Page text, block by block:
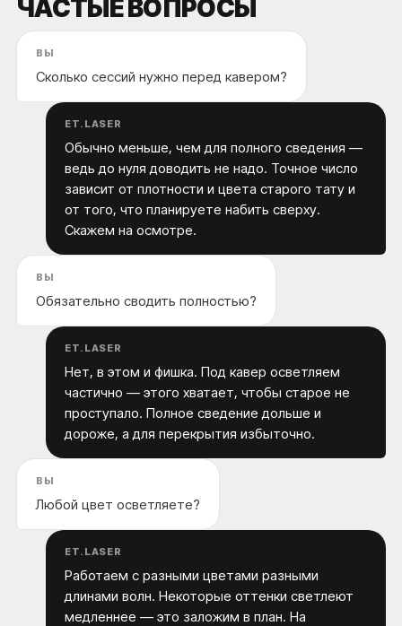
ЧАСТЫЕ ВОПРОСЫ
ВЫ
Сколько сессий нужно перед кавером?
ET.LASER
Обычно меньше, чем для полного сведения —
ведь до нуля доводить не надо. Точное число
зависит от плотности и цвета старого тату и
от того, что планируете набить сверху.
Скажем на осмотре.
ВЫ
Обязательно сводить полностью?
ET.LASER
Нет, в этом и фишка. Под кавер осветляем
частично — этого хватает, чтобы старое не
проступало. Полное сведение дольше и
дороже, а для перекрытия избыточно.
ВЫ
Любой цвет осветляете?
ET.LASER
Работаем с разными цветами разными
длинами волн. Некоторые оттенки светлеют
медленнее — это заложим в план. На